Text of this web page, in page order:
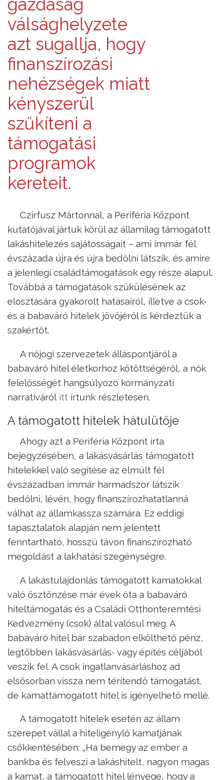
gazdaság
válsághelyzete
azt sugallja, hogy
finanszírozási
nehézségek miatt
kényszerül
szűkíteni a
támogatási
programok
kereteit.
Czirfusz Mártonnal, a Periféria Központ
kutatójával jártuk körül az államilag támogatott
lakáshitelezés sajátosságait – ami immár fél
évszázada újra és újra bedőlni látszik, és amire
a jelenlegi családtámogatások egy része alapul.
Továbbá a támogatások szűkülésének az
elosztására gyakorolt hatásairól, illetve a csok-
és a babaváró hitelek jövőjéről is kérdeztük a
szakértőt.
A nőjogi szervezetek álláspontjáról a
babaváró hitel életkorhoz kötöttségéről, a nők
felelősségét hangsúlyozó kormányzati
narratíváról itt írtunk részletesen.
A támogatott hitelek hátulütője
Ahogy azt a Periféria Központ írta
bejegyzésében, a lakásvásárlás támogatott
hitelekkel való segítése az elmúlt fél
évszázadban immár harmadszor látszik
bedőlni, lévén, hogy finanszírozhatatlanná
válhat az államkassza számára. Ez eddigi
tapasztalatok alapján nem jelentett
fenntartható, hosszú távon finanszírozható
megoldást a lakhatási szegénységre.
A lakástulajdonlás támogatott kamatokkal
való ösztönzése már évek óta a babaváró
hiteltámogatás és a Családi Otthonteremtési
Kedvezmény (csok) által valósul meg. A
babaváró hitel bár szabadon elkölthető pénz,
legtöbben lakásvásárlás- vagy építés céljából
veszik fel. A csok ingatlanvásárláshoz ad
elsősorban vissza nem térítendő támogatást,
de kamattámogatott hitel is igényelhető mellé.
A támogatott hitelek esetén az állam
szerepet vállal a hiteligénylő kamatjának
csökkentésében: „Ha bemegy az ember a
bankba és felveszi a lakáshitelt, nagyon magas
a kamat, a támogatott hitel lényege, hogy a